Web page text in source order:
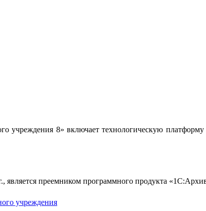
учреждения 8» включает технологическую
является преемником программного продукта
учреждения